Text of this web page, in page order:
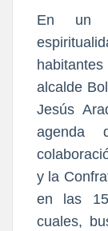
En un
alcalde
Jesús
agenda
y la
en las
cuales,